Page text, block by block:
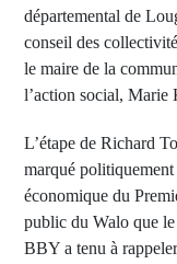
départemental de
conseil des
le maire de la
l’action social, Marie
L’étape de Richard
marqué
économique du
public du Walo que
BBY a tenu à